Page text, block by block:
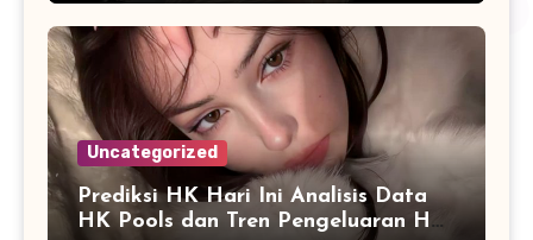
Uncategorized
Prediksi HK Hari Ini Analisis Data
HK Pools dan Tren Pengeluaran HK